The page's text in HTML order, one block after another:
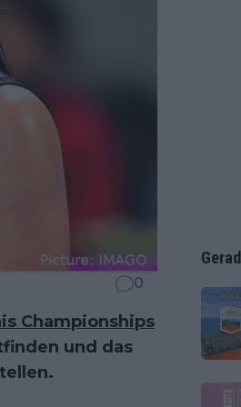
0
Championships
und das